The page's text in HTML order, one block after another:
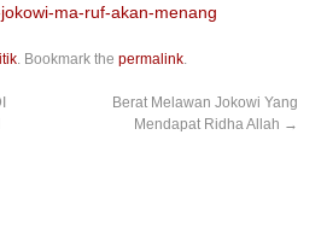
ma-ruf-akan-menang
. Bookmark the permalink.
Berat Melawan Jokowi Yang
Mendapat Ridha Allah →